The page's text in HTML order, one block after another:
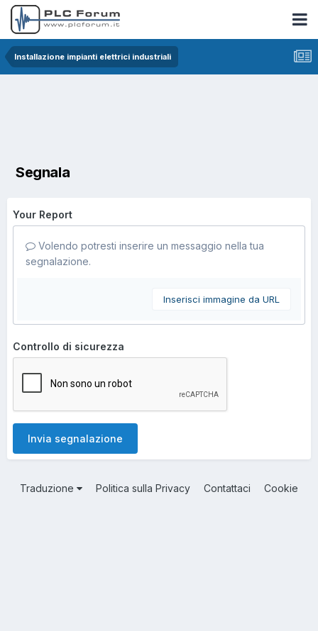
Installazione impianti elettrici industriali
Segnala
Your Report
Volendo potresti inserire un messaggio nella tua
segnalazione.
Inserisci immagine da URL
Controllo di sicurezza
Invia segnalazione
Traduzione Politica sulla Privacy Contattaci Cookie